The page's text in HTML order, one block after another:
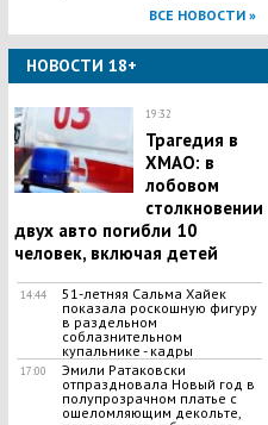
ВСЕ НОВОСТИ »
НОВОСТИ 18+
19:32
Трагедия в
ХМАО: в
лобовом
столкновении
двух авто погибли 10
человек, включая детей
14:44
51-летняя Сальма Хайек
показала роскошную фигуру
в раздельном
соблазнительном
купальнике - кадры
17:00
Эмили Ратаковски
отпраздновала Новый год в
полупрозрачном платье с
ошеломляющим декольте,